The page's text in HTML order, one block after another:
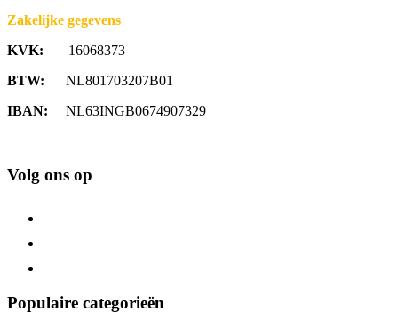
Zakelijke gegevens
KVK: 16068373
BTW: NL801703207B01
IBAN: NL63INGB0674907329
Volg ons op
Populaire categorieën